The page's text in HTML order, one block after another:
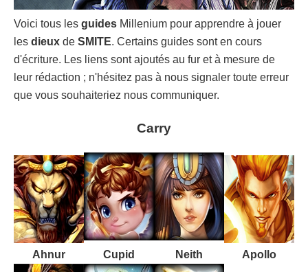
Voici tous les guides Millenium pour apprendre à jouer
les dieux de SMITE. Certains guides sont en cours
d'écriture. Les liens sont ajoutés au fur et à mesure de
leur rédaction ; n'hésitez pas à nous signaler toute erreur
que vous souhaiteriez nous communiquer.
Carry
Ahnur Cupid Neith Apollo